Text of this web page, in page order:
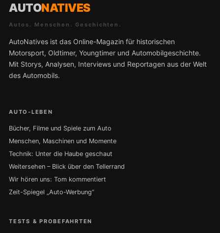
AUTONATIVES
Autos. Menschen. Geschichten.
AutoNatives ist das Online-Magazin für historischen
Motorsport, Oldtimer, Youngtimer und Automobilgeschichte.
Mit Storys, Analysen, Interviews und Reportagen aus der Welt
des Automobils.
AUTO-LEBEN
Bücher, Filme und Spiele zum Auto
Menschen, Maschinen und Momente
Technik: Unter die Haube geschaut
Weitersehen – Blick über den Tellerrand
Wir hören uns: Tom kommentiert
Zeit-Spiegel „Auto-Werbung“
TESTS & PROBEFAHRTEN